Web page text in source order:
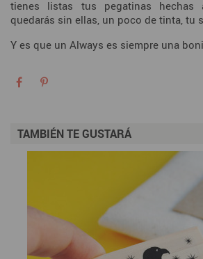
tienes listas tus pegatinas hechas
quedarás sin ellas, un poco de tinta, tu
Y es que un Always es siempre una
TAMBIÉN TE GUSTARÁ